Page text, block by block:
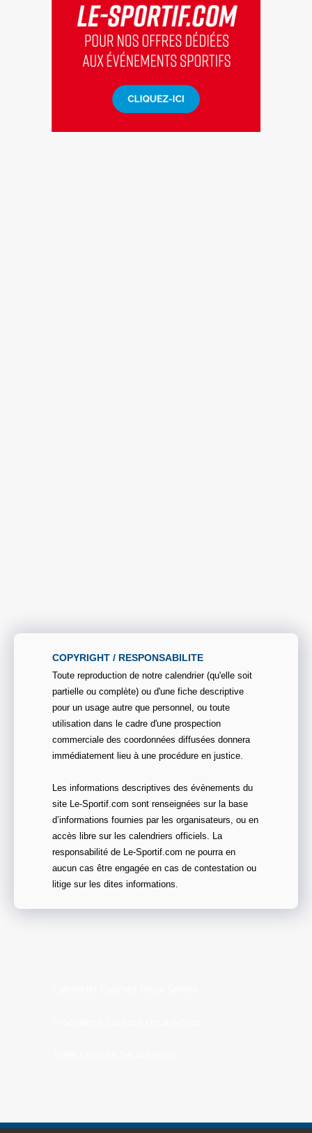
COPYRIGHT / RESPONSABILITE
Toute reproduction de notre calendrier (qu'elle soit
partielle ou complète) ou d'une fiche descriptive
pour un usage autre que personnel, ou toute
utilisation dans le cadre d'une prospection
commerciale des coordonnées diffusées donnera
immédiatement lieu à une procédure en justice.
Les informations descriptives des évènements du
site Le-Sportif.com sont renseignées sur la base
d’informations fournies par les organisateurs, ou en
accès libre sur les calendriers officiels. La
responsabilité de Le-Sportif.com ne pourra en
aucun cas être engagée en cas de contestation ou
litige sur les dites informations.